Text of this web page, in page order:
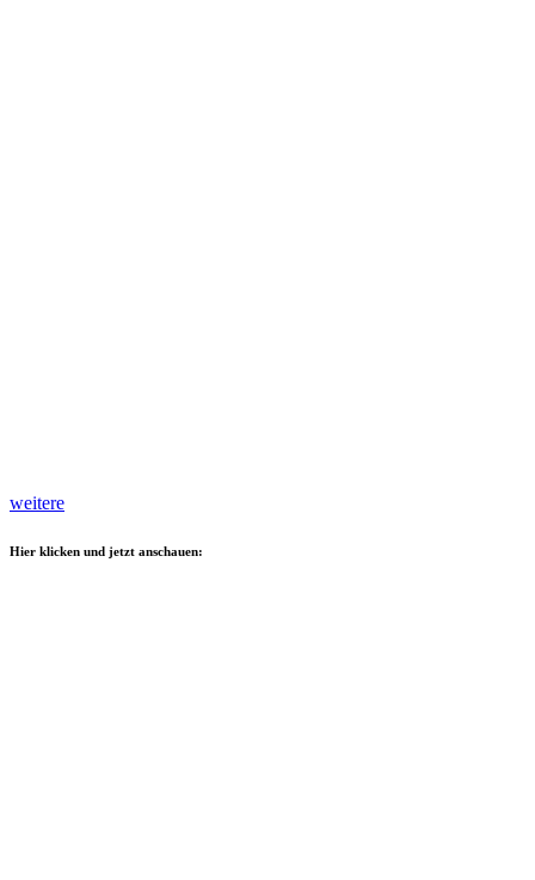
weitere
Hier klicken und jetzt anschauen: